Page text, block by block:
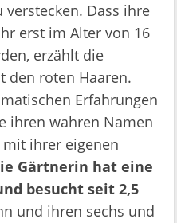
verstecken. Dass ihre
erst im Alter von 16
erzählt die
den roten Haaren.
Erfahrungen
ihren wahren Namen
ihrer eigenen
Gärtnerin hat eine
besucht seit 2,5
und ihren sechs und